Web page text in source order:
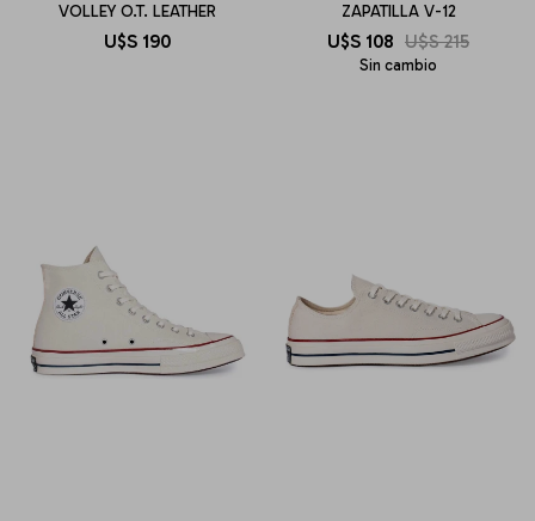
VOLLEY O.T. LEATHER
U$S 190
ZAPATILLA V-12
U$S 108 U$S 215
Sin cambio